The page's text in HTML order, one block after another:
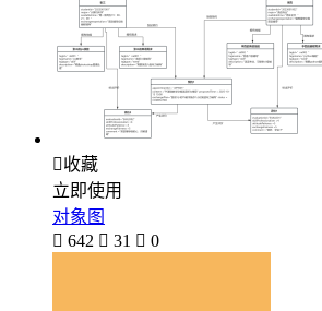
收藏
立即使用
对象图
 642  31  0